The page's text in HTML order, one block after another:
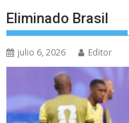
Eliminado Brasil
julio 6, 2026 Editor